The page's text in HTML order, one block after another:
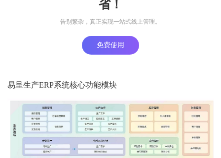
省！
告别繁杂，真正实现一站式线上管理。
免费使用
易呈生产ERP系统核心功能模块